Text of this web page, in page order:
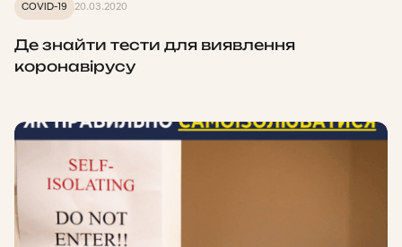
COVID-19 20.03.2020
Де знайти тести для виявлення
коронавірусу